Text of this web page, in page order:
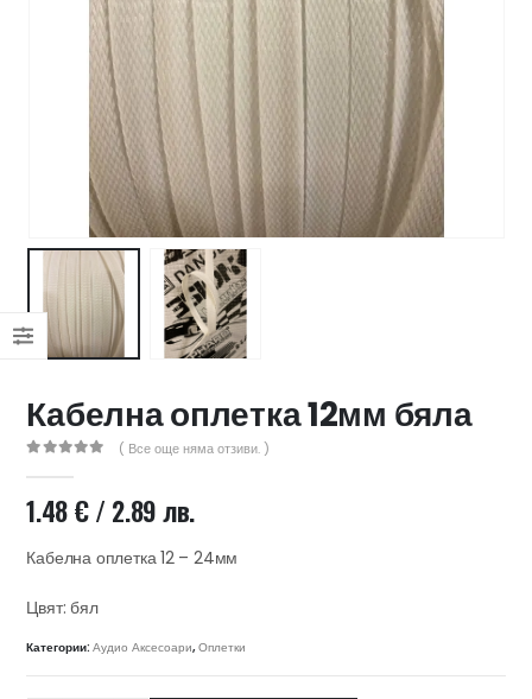
Кабелна оплетка 12мм бяла
( Все още няма отзиви. )
1.48€/ 2.89 лв.
Кабелна оплетка 12 – 24мм
Цвят: бял
Категории:Аудио Аксесоари,Оплетки